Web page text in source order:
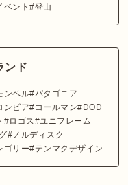
ベント 登山
ンド
ンベル パタゴニア
ンビア コールマン
DOD
ロゴス
ユニフレーム
ノルディスク
ゴリー テンマクデザイン